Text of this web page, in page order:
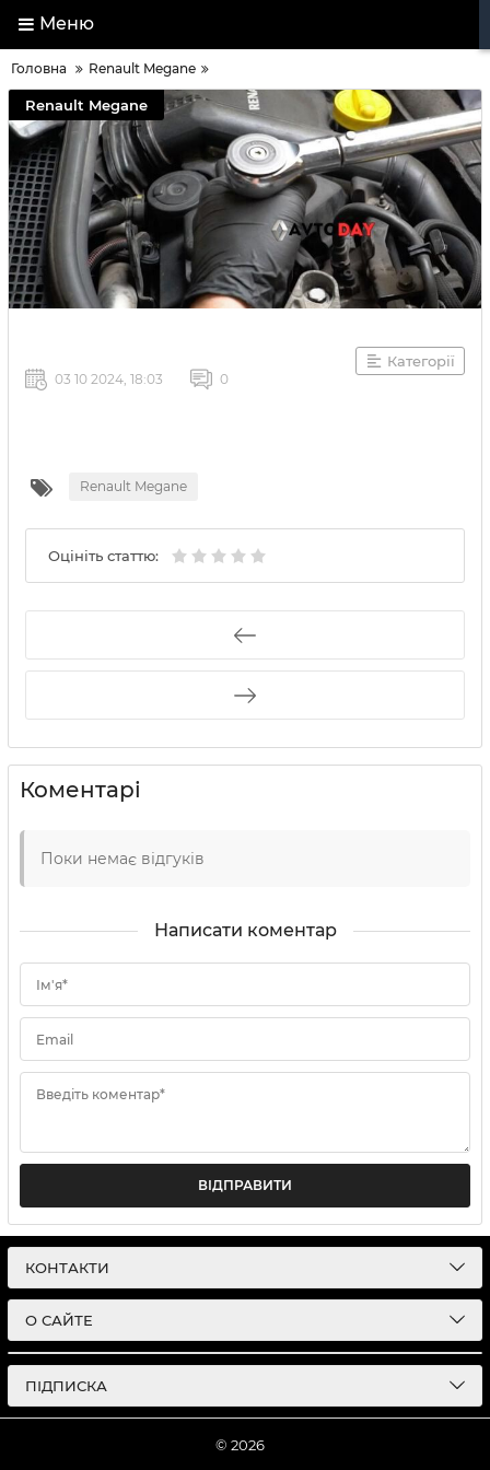
Меню
Головна Renault Megane
Renault Megane
Категорії
03 10 2024, 18:03 0
Renault Megane
Оцініть статтю:
Коментарі
Поки немає відгуків
Написати коментар
Ім'я*
Email
Введіть коментар*
ВІДПРАВИТИ
КОНТАКТИ
О САЙТЕ
ПІДПИСКА
© 2026